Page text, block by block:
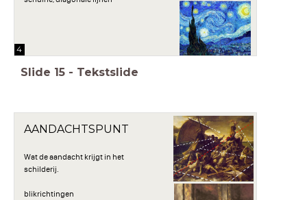
4
Slide 15 - Tekstslide
AANDACHTSPUNT
Wat de aandacht krijgt in het
schilderij.
blikrichtingen